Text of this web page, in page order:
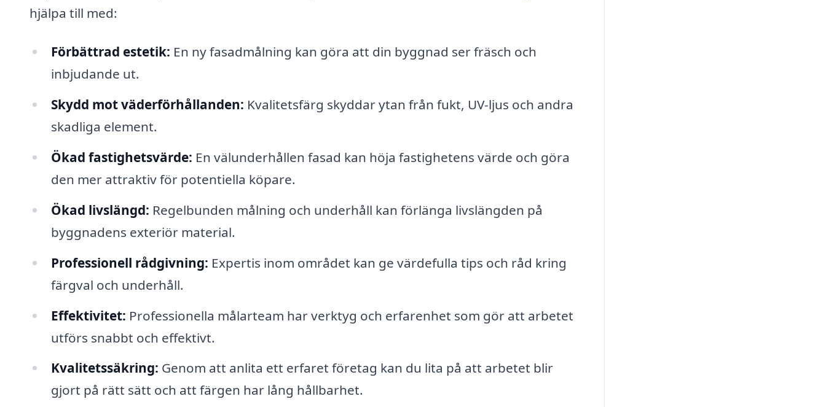
hjälpa till med:
Förbättrad estetik: En ny fasadmålning kan göra att din byggnad ser fräsch och
inbjudande ut.
Skydd mot väderförhållanden: Kvalitetsfärg skyddar ytan från fukt, UV-ljus och andra
skadliga element.
Ökad fastighetsvärde: En välunderhållen fasad kan höja fastighetens värde och göra
den mer attraktiv för potentiella köpare.
Ökad livslängd: Regelbunden målning och underhåll kan förlänga livslängden på
byggnadens exteriör material.
Professionell rådgivning: Expertis inom området kan ge värdefulla tips och råd kring
färgval och underhåll.
Effektivitet: Professionella målarteam har verktyg och erfarenhet som gör att arbetet
utförs snabbt och effektivt.
Kvalitetssäkring: Genom att anlita ett erfaret företag kan du lita på att arbetet blir
gjort på rätt sätt och att färgen har lång hållbarhet.